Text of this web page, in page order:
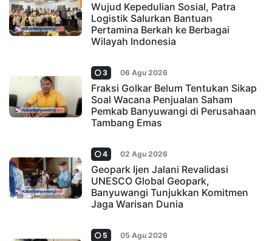
Wujud Kepedulian Sosial, Patra
Logistik Salurkan Bantuan
Pertamina Berkah ke Berbagai
Wilayah Indonesia
3 06 Agu 2026
Fraksi Golkar Belum Tentukan Sikap
Soal Wacana Penjualan Saham
Pemkab Banyuwangi di Perusahaan
Tambang Emas
4 02 Agu 2026
Geopark Ijen Jalani Revalidasi
UNESCO Global Geopark,
Banyuwangi Tunjukkan Komitmen
Jaga Warisan Dunia
5 05 Agu 2026